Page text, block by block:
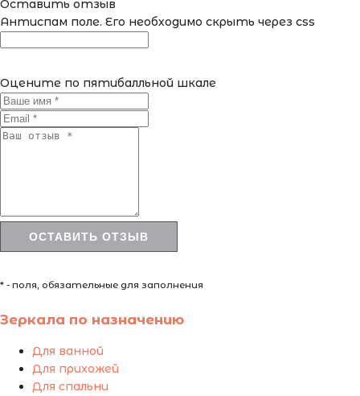
Оставить отзыв
Антиспам поле. Его необходимо скрыть через css
Оцените по пятибалльной шкале
* - поля, обязательные для заполнения
Зеркала по назначению
Для ванной
Для прихожей
Для спальни